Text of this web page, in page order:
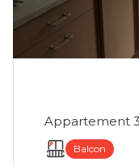
Balcon